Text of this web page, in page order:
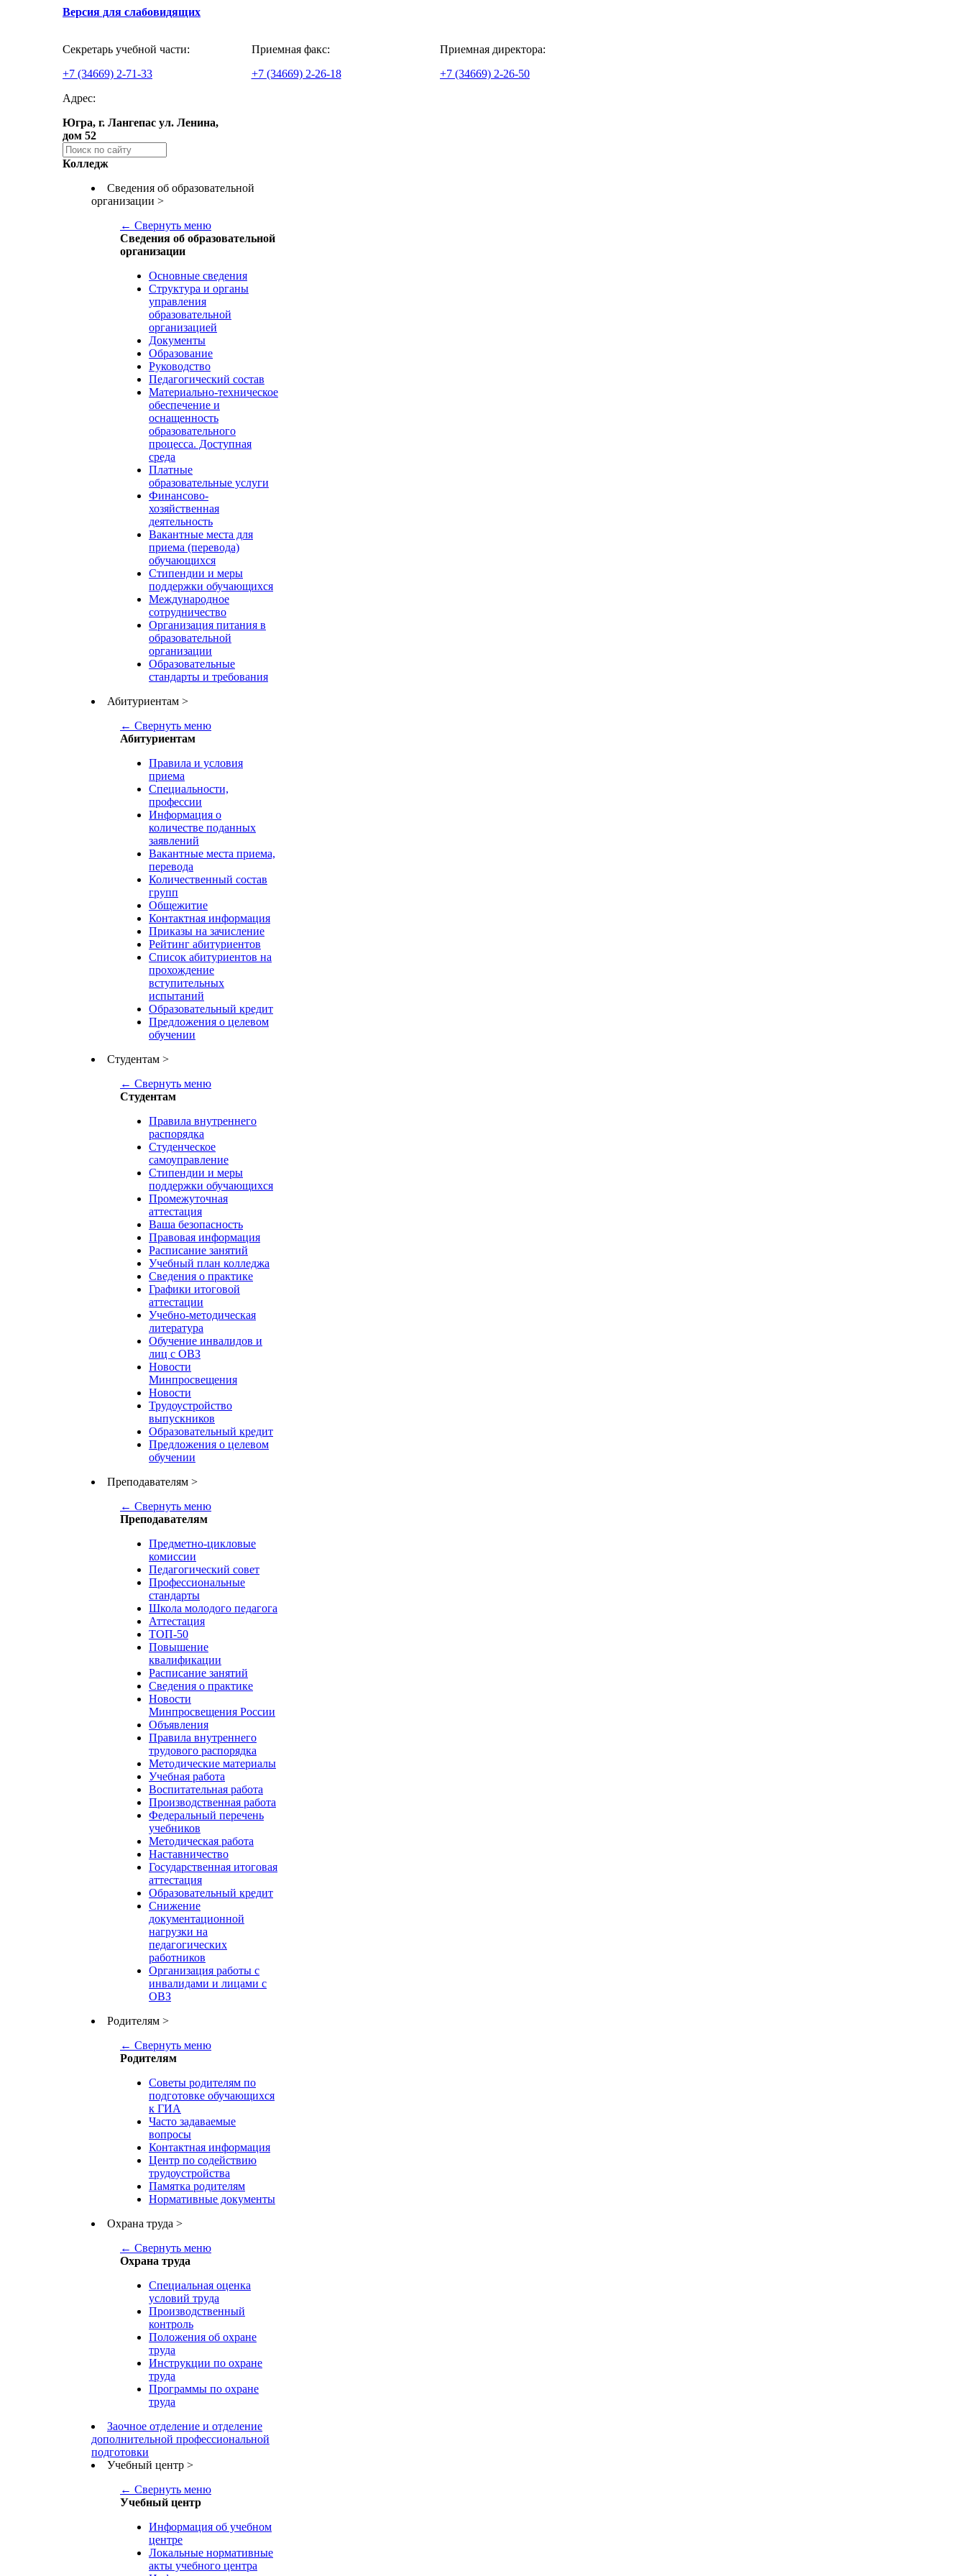
Версия для слабовидящих
Секретарь учебной части:
+7 (34669) 2-71-33
Приемная факс:
+7 (34669) 2-26-18
Приемная директора:
+7 (34669) 2-26-50
Адрес:
Югра, г. Лангепас ул. Ленина,
дом 52
Колледж
Сведения об образовательной
организации >
← Свернуть меню
Сведения об образовательной
организации
Основные сведения
Структура и органы
управления
образовательной
организацией
Документы
Образование
Руководство
Педагогический состав
Материально-техническое
обеспечение и
оснащенность
образовательного
процесса. Доступная
среда
Платные
образовательные услуги
Финансово-
хозяйственная
деятельность
Вакантные места для
приема (перевода)
обучающихся
Стипендии и меры
поддержки обучающихся
Международное
сотрудничество
Организация питания в
образовательной
организации
Образовательные
стандарты и требования
Абитуриентам >
← Свернуть меню
Абитуриентам
Правила и условия
приема
Специальности,
профессии
Информация о
количестве поданных
заявлений
Вакантные места приема,
перевода
Количественный состав
групп
Общежитие
Контактная информация
Приказы на зачисление
Рейтинг абитуриентов
Список абитуриентов на
прохождение
вступительных
испытаний
Образовательный кредит
Предложения о целевом
обучении
Студентам >
← Свернуть меню
Студентам
Правила внутреннего
распорядка
Студенческое
самоуправление
Стипендии и меры
поддержки обучающихся
Промежуточная
аттестация
Ваша безопасность
Правовая информация
Расписание занятий
Учебный план колледжа
Сведения о практике
Графики итоговой
аттестации
Учебно-методическая
литература
Обучение инвалидов и
лиц с ОВЗ
Новости
Минпросвещения
Новости
Трудоустройство
выпускников
Образовательный кредит
Предложения о целевом
обучении
Преподавателям >
← Свернуть меню
Преподавателям
Предметно-цикловые
комиссии
Педагогический совет
Профессиональные
стандарты
Школа молодого педагога
Аттестация
ТОП-50
Повышение
квалификации
Расписание занятий
Сведения о практике
Новости
Минпросвещения России
Объявления
Правила внутреннего
трудового распорядка
Методические материалы
Учебная работа
Воспитательная работа
Производственная работа
Федеральный перечень
учебников
Методическая работа
Наставничество
Государственная итоговая
аттестация
Образовательный кредит
Снижение
документационной
нагрузки на
педагогических
работников
Организация работы с
инвалидами и лицами с
ОВЗ
Родителям >
← Свернуть меню
Родителям
Советы родителям по
подготовке обучающихся
к ГИА
Часто задаваемые
вопросы
Контактная информация
Центр по содействию
трудоустройства
Памятка родителям
Нормативные документы
Охрана труда >
← Свернуть меню
Охрана труда
Специальная оценка
условий труда
Производственный
контроль
Положения об охране
труда
Инструкции по охране
труда
Программы по охране
труда
Заочное отделение и отделение
дополнительной профессиональной
подготовки
Учебный центр >
← Свернуть меню
Учебный центр
Информация об учебном
центре
Локальные нормативные
акты учебного центра